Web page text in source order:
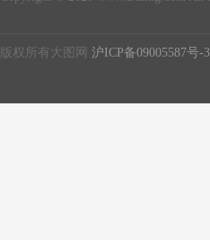
版权所有大图网 沪ICP备09005587号-3